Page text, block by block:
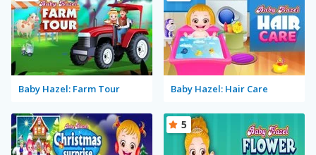
Baby Hazel: Farm Tour Baby Hazel: Hair Care
5